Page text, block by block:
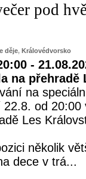
pod
děje, Královédvorsko
-
na přehradě
na
od
Les
několik
dece v trá...